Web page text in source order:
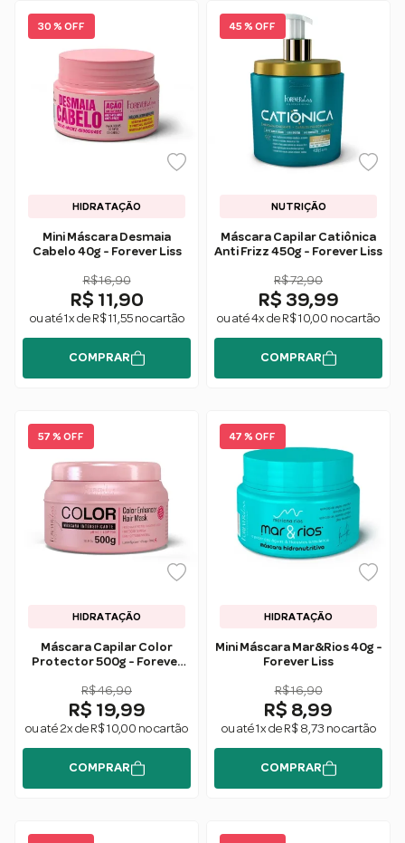
30 % OFF
HIDRATAÇÃO
Mini Máscara Desmaia
Cabelo 40g - Forever Liss
R$ 16,90
R$ 11,90
ou até 1x de R$ 11,55 no cartão
COMPRAR
45 % OFF
NUTRIÇÃO
Máscara Capilar Catiônica
Anti Frizz 450g - Forever Liss
R$ 72,90
R$ 39,99
ou até 4x de R$ 10,00 no cartão
COMPRAR
57 % OFF
HIDRATAÇÃO
Máscara Capilar Color
Protector 500g - Forever
R$ 46,90
R$ 19,99
ou até 2x de R$ 10,00 no cartão
COMPRAR
47 % OFF
HIDRATAÇÃO
Mini Máscara Mar&Rios 40g -
Forever Liss
R$ 16,90
R$ 8,99
ou até 1x de R$ 8,73 no cartão
COMPRAR